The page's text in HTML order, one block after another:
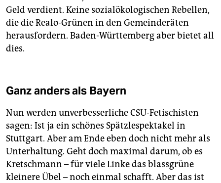
Geld verdient. Keine sozialökologischen Rebellen,
die die Realo-Grünen in den Gemeinderäten
herausfordern. Baden-Württemberg aber bietet all
dies.
Ganz anders als Bayern
Nun werden unverbesserliche CSU-Fetischisten
sagen: Ist ja ein schönes Spätzlespektakel in
Stuttgart. Aber am Ende eben doch nicht mehr als
Unterhaltung. Geht doch maximal darum, ob es
Kretschmann – für viele Linke das blassgrüne
kleinere Übel – noch einmal schafft. Aber das ist